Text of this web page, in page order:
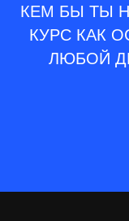
КЕМ БЫ ТЫ
КУРС КАК
ЛЮБОЙ